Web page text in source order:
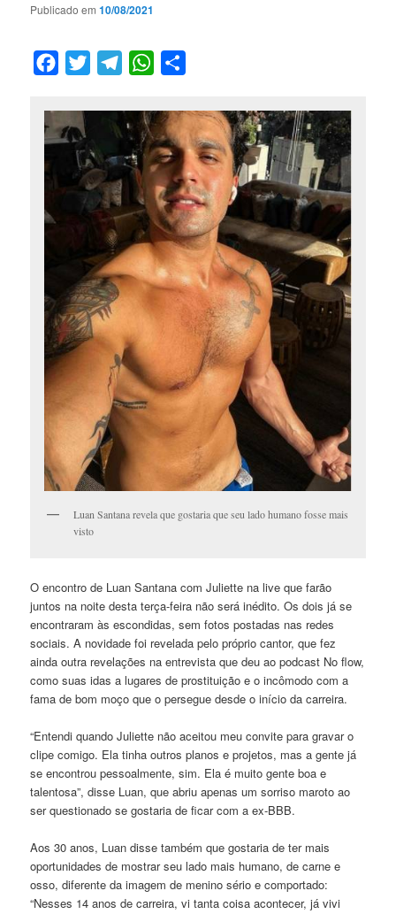
Publicado em10/08/2021
Facebook
Twitter TelegramWhatsApp
Luan Santana revela que gostaria que seu lado humano fosse mais
visto
O encontro de Luan Santana com Juliette na live que farão
juntos na noite desta terça-feira não será inédito. Os dois já se
encontraram às escondidas, sem fotos postadas nas redes
sociais. A novidade foi revelada pelo próprio cantor, que fez
ainda outra revelações na entrevista que deu ao podcast No flow,
como suas idas a lugares de prostituição e o incômodo com a
fama de bom moço que o persegue desde o início da carreira.
“Entendi quando Juliette não aceitou meu convite para gravar o
clipe comigo. Ela tinha outros planos e projetos, mas a gente já
se encontrou pessoalmente, sim. Ela é muito gente boa e
talentosa”, disse Luan, que abriu apenas um sorriso maroto ao
ser questionado se gostaria de ficar com a ex-BBB.
Aos 30 anos, Luan disse também que gostaria de ter mais
oportunidades de mostrar seu lado mais humano, de carne e
osso, diferente da imagem de menino sério e comportado:
“Nesses 14 anos de carreira, vi tanta coisa acontecer, já vivi